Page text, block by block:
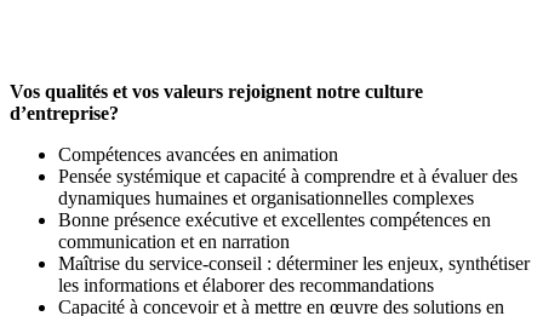
Vos qualités et vos valeurs rejoignent notre culture
d’entreprise?
Compétences avancées en animation
Pensée systémique et capacité à comprendre et à évaluer des
dynamiques humaines et organisationnelles complexes
Bonne présence exécutive et excellentes compétences en
communication et en narration
Maîtrise du service-conseil : déterminer les enjeux, synthétiser
les informations et élaborer des recommandations
Capacité à concevoir et à mettre en œuvre des solutions en